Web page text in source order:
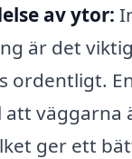
av ytor:
är det
ordentligt.
att väggarna
ger ett